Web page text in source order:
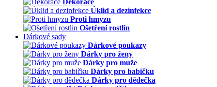
Dekorace
Úklid a dezinfekce
Proti hmyzu
Ošetření rostlin
Dárkové sady
Dárkové poukazy
Dárky pro ženy
Dárky pro muže
Dárky pro babičku
Dárky pro dědečka